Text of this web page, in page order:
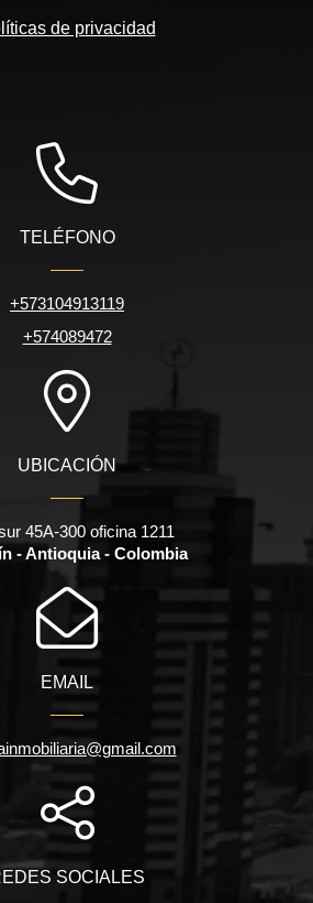
de privacidad
TELÉFONO
+573104913119
+574089472
UBICACIÓN
45A-300 oficina 1211
- Antioquia - Colombia
EMAIL
SOCIALES